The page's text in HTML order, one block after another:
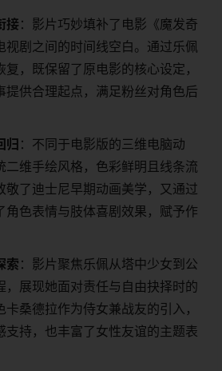
接​​：影片巧妙填补了电影《魔发奇
视剧之间的时间线空白。通过乐佩
，既保留了原电影的核心设定，
提供合理起点，满足粉丝对角色后
归​ ​：不同于电影版的三维电脑动
二维手绘风格，色彩鲜明且线条流
敬了迪士尼早期动画美学，又通过
角色表情与肢体喜剧效果，赋予作
索​​：影片聚焦乐佩从塔中少女到公
，展现她面对责任与自由抉择时的
桑德拉作为侍女兼战友的引入，
支持，也丰富了女性友谊的主题表